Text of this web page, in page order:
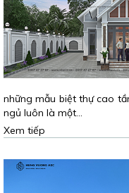
những mẫu biệt thự cao
ngủ luôn là một…
Xem tiếp